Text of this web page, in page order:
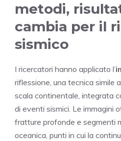
metodi,
cambia per il
sismico
I ricercatori hanno applicato l’
riflessione, una tecnica simile
scala continentale, integrata
di eventi sismici. Le immagini
fratture profonde e segmenti
oceanica, punti in cui la